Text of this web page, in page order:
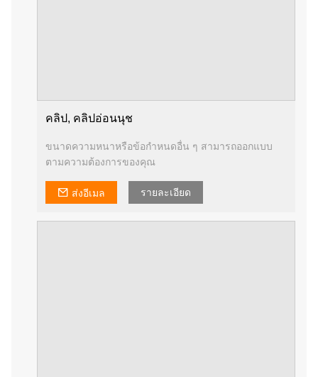
คลิป, คลิปอ่อนนุช
ขนาดความหนาหรือข้อกำหนดอื่น ๆ สามารถออกแบบ
ตามความต้องการของคุณ
ส่งอีเมล รายละเอียด